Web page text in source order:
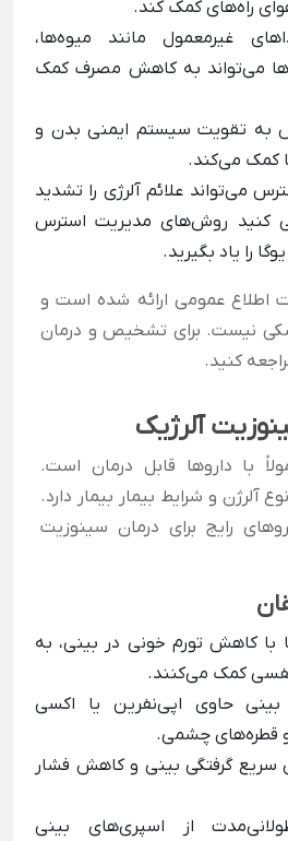
راه‌های کمک کند.
غیرمعمول مانند میوه‌ها،
می‌تواند به کاهش مصرف کمک
به تقویت سیستم ایمنی بدن و
کمک می‌کند.
می‌تواند علائم آلرژی را تشدید
کنید روش‌های مدیریت استرس
را یاد بگیرید.
اطلاع عمومی ارائه شده است و
نیست. برای تشخیص و درمان
کنید.
آلرژیک
با داروها قابل درمان است.
آلرژن و شرایط بیمار بیمار دارد.
رایج برای درمان سینوزیت
با کاهش تورم خونی در بینی، به
کمک می‌کنند.
بینی حاوی اپی‌نفرین یا اکسی
و قطره‌های چشمی.
سریع گرفتگی بینی و کاهش فشار
از اسپری‌های بینی